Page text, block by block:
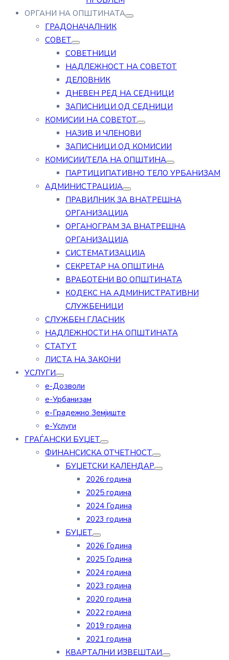
ОРГАНИ НА ОПШТИНАТА
ГРАДОНАЧАЛНИК
СОВЕТ
СОВЕТНИЦИ
НАДЛЕЖНОСТ НА СОВЕТОТ
ДЕЛОВНИК
ДНЕВЕН РЕД НА СЕДНИЦИ
ЗАПИСНИЦИ ОД СЕДНИЦИ
КОМИСИИ НА СОВЕТОТ
НАЗИВ И ЧЛЕНОВИ
ЗАПИСНИЦИ ОД КОМИСИИ
КОМИСИИ/ТЕЛА НА ОПШТИНА
ПАРТИЦИПАТИВНО ТЕЛО УРБАНИЗАМ
АДМИНИСТРАЦИЈА
ПРАВИЛНИК ЗА ВНАТРЕШНА
ОРГАНИЗАЦИЈА
ОРГАНОГРАМ ЗА ВНАТРЕШНА
ОРГАНИЗАЦИЈА
СИСТЕМАТИЗАЦИЈА
СЕКРЕТАР НА ОПШТИНА
ВРАБОТЕНИ ВО ОПШТИНАТА
КОДЕКС НА АДМИНИСТРАТИВНИ
СЛУЖБЕНИЦИ
СЛУЖБЕН ГЛАСНИК
НАДЛЕЖНОСТИ НА ОПШТИНАТА
СТАТУТ
ЛИСТА НА ЗАКОНИ
УСЛУГИ
е-Дозволи
е-Урбанизам
е-Градежно Земјиште
е-Услуги
ГРАЃАНСКИ БУЏЕТ
ФИНАНСИСКА ОТЧЕТНОСТ
БУЏЕТСКИ КАЛЕНДАР
2026 година
2025 година
2024 Година
2023 година
БУЏЕТ
2026 Година
2025 Година
2024 година
2023 година
2020 година
2022 година
2019 година
2021 година
КВАРТАЛНИ ИЗВЕШТАИ